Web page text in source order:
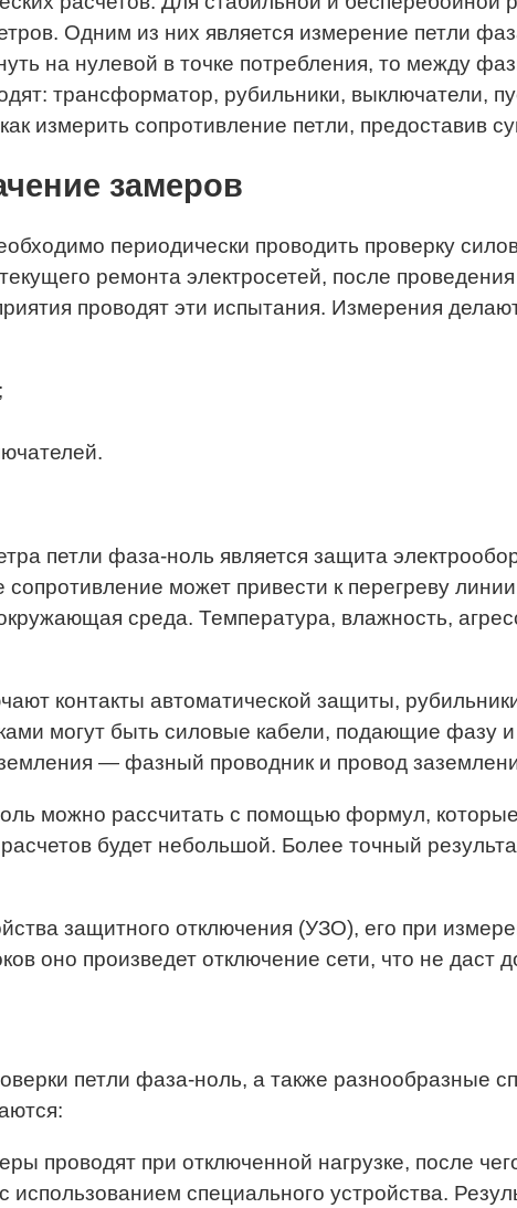
Одним из них является измерение петли
на нулевой в точке потребления, то между
трансформатор, рубильники, выключатели,
измерить сопротивление петли, предоставив
замеров
периодически проводить проверку
ремонта электросетей, после
проводят эти испытания. Измерения
петли фаза-ноль является защита
может привести к перегреву
среда. Температура, влажность,
контакты автоматической защиты,
могут быть силовые кабели, подающие
— фазный проводник и провод
можно рассчитать с помощью формул,
будет небольшой. Более точный
защитного отключения (УЗО), его при
оно произведет отключение сети, что не даст
петли фаза-ноль, а также разнообразные
проводят при отключенной нагрузке, после
специального устройства.